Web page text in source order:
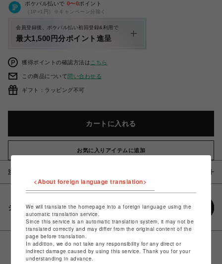
ポケパル払いで 0〜0ポイント
（1P=1円）※キャンペーン分除く
会員登録後、ポケパル払い初回登録&利用で
最大1,500円分ポイント進呈
獲得ポイントの確認方法は こちら
この商品について問い合わせる
ギフト：ラッピング不可
カートに入れる
お気に入りアイテムに追加
注意事項
シェアする
<About foreign language translation>
We will translate the homepage into a foreign language using the
automatic translation service.
Since this service is an automatic translation system, it may not be
translated correctly and may differ from the original content of the
page before translation.
In addition, we do not take any responsibility for any direct or
indirect damage caused by using this service. Thank you for your
understanding in advance.